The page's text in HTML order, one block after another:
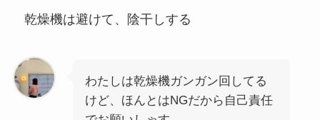
乾燥機は避けて、陰干しする
わたしは乾燥機ガンガン回してる
けど、ほんとはNGだから自己責任